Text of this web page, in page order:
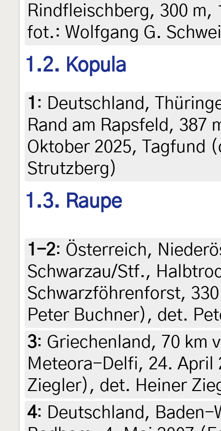
Rindfleischberg, 300 m,
fot.: Wolfgang G.
1.2. Kopula
1 : Deutschland,
Rand am Rapsfeld, 387
Oktober 2025, Tagfund
Strutzberg)
1.3. Raupe
1-2: Österreich,
Schwarzau/Stf.,
Schwarzföhrenforst,
Peter Buchner), det.
3: Griechenland, 70 km
Meteora-Delfi, 24. April
Ziegler), det. Heiner
4: Deutschland,